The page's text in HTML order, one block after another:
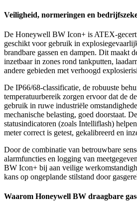
Veiligheid, normeringen en
De Honeywell BW Icon+ is ATEX-
geschikt voor gebruik in
brandbare gassen en dampen. Dit maakt
inzetbaar in zones rond tankputten,
andere gebieden met verhoogd
De IP66/68-classificatie, de robuuste
temperatuurbereik zorgen ervoor dat de
gebruik in ruwe industriële
mechanische belasting, goed doorstaat.
statusindicatoren (zoals Intelliflash)
meter correct is getest, gekalibreerd en
Door de combinatie van betrouwbare
alarmfuncties en logging van
BW Icon+ bij aan veilige
kans op ongeplande stilstand door
Waarom Honeywell BW draagbare